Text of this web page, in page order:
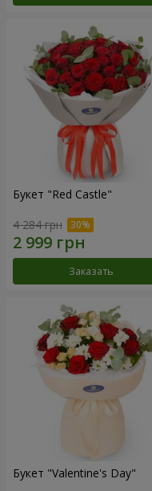
Букет "Red Castle"
4 284 грн
Заказать
Букет "Valentine's Day"